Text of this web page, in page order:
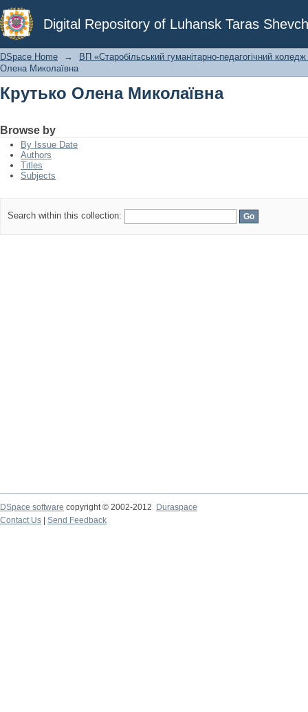
Digital Repository of Luhansk Taras
Крутько Олена Миколаївна
DSpace Home →
ВП «Старобільський гуманітарно-педагогічний
Олена Миколаївна
Крутько Олена Миколаївна
Browse by
By Issue Date
Authors
Titles
Subjects
Search within this collection:
DSpace software copyright © 2002-2012
Duraspace
Contact Us
Send Feedback